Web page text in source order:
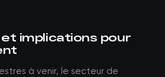
implications pour
à venir, le secteur de